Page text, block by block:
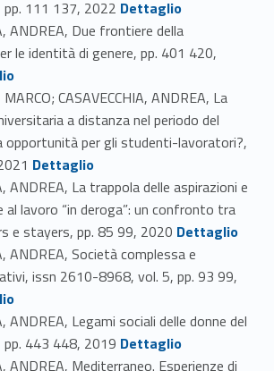
pp. 111 137, 2022 Dettaglio
ANDREA, Due frontiere della
le identità di genere, pp. 401 420,
CASAVECCHIA, ANDREA, La
a distanza nel periodo del
opportunità per gli studenti-lavoratori?,
Link identifier #identifier_person_67363-43
Dettaglio
ANDREA, La trappola delle aspirazioni e
al lavoro “in deroga”: un confronto tra
e stayers, pp. 85 99, 2020 Link identifier #identifier_person_135544-44
Dettaglio
ANDREA, Società complessa e
issn 2610-8968, vol. 5, pp. 93 99,
ANDREA, Legami sociali delle donne del
443 448, 2019 Link identifier #identifier_person_163376-46
Dettaglio
ANDREA, Mediterraneo. Esperienze di